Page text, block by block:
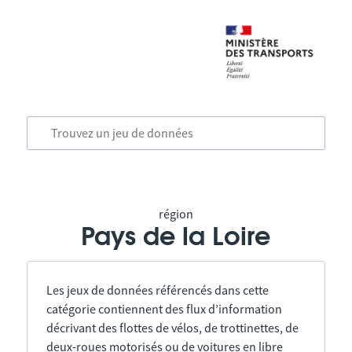
région
Pays de la Loire
Les jeux de données référencés dans cette
catégorie contiennent des flux d’information
décrivant des flottes de vélos, de trottinettes, de
deux-roues motorisés ou de voitures en libre